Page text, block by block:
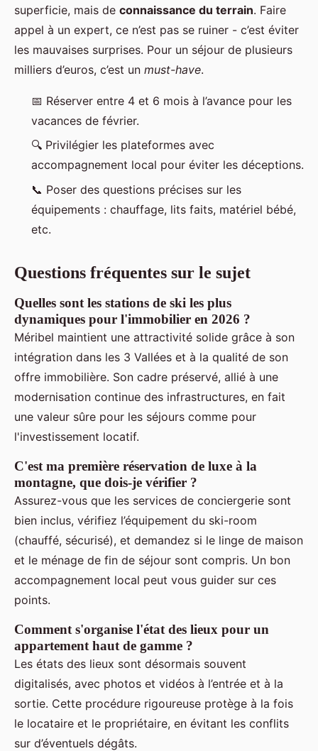
superficie, mais de connaissance du terrain. Faire
appel à un expert, ce n’est pas se ruiner - c’est éviter
les mauvaises surprises. Pour un séjour de plusieurs
milliers d’euros, c’est un must-have.
📅 Réserver entre 4 et 6 mois à l’avance pour les
vacances de février.
🔍 Privilégier les plateformes avec
accompagnement local pour éviter les déceptions.
📞 Poser des questions précises sur les
équipements : chauffage, lits faits, matériel bébé,
etc.
Questions fréquentes sur le sujet
Quelles sont les stations de ski les plus
dynamiques pour l'immobilier en 2026 ?
Méribel maintient une attractivité solide grâce à son
intégration dans les 3 Vallées et à la qualité de son
offre immobilière. Son cadre préservé, allié à une
modernisation continue des infrastructures, en fait
une valeur sûre pour les séjours comme pour
l'investissement locatif.
C'est ma première réservation de luxe à la
montagne, que dois-je vérifier ?
Assurez-vous que les services de conciergerie sont
bien inclus, vérifiez l’équipement du ski-room
(chauffé, sécurisé), et demandez si le linge de maison
et le ménage de fin de séjour sont compris. Un bon
accompagnement local peut vous guider sur ces
points.
Comment s'organise l'état des lieux pour un
appartement haut de gamme ?
Les états des lieux sont désormais souvent
digitalisés, avec photos et vidéos à l’entrée et à la
sortie. Cette procédure rigoureuse protège à la fois
le locataire et le propriétaire, en évitant les conflits
sur d’éventuels dégâts.